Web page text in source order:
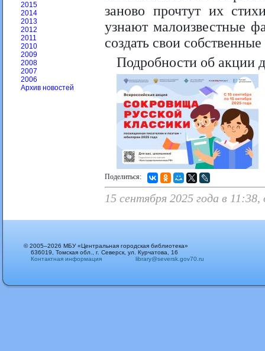
2015
2014
2013
2012
2011
2010
2009
2008
2007
2006
Архив новостей
заново прочтут их
узнают малоизвестные
создать свои
Подробности об акции
Поделиться:
15 сентября 2025 года в
© 2005–2026 МБУ «Центральная городская библиотека»
636019, Томская обл., г. Северск, ул. Курчатова, 16
Контактная информация
library@seversk.gov70.ru